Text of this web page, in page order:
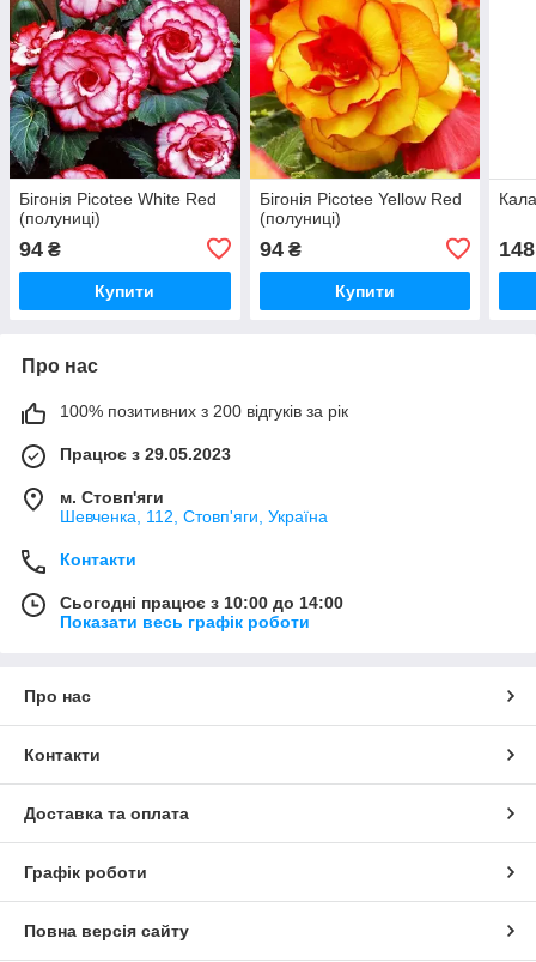
Бігонія Picotee White Red
(полуниці)
94 ₴
Купити
Бігонія Picotee Yellow Red
(полуниці)
94₴
Купити
148
Про нас
100% позитивних з 200 відгуків за рік
Працює з 29.05.2023
м. Стовп'яги
Шевченка, 112, Стовп'яги, Україна
Контакти
Сьогодні працює з 10:00 до 14:00
Показати весь графік роботи
Про нас
Контакти
Доставка та оплата
Графік роботи
Повна версія сайту